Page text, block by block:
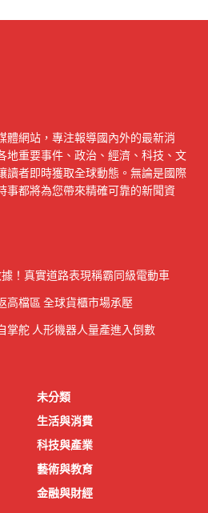
體網站，專注報導國內外的最新消
地重要事件、政治、經濟、科技、文
讀者即時獲取全球動態。無論是國際
事都將為您帶來精確可靠的新聞資
！真實道路表現稱霸同級電動車
高檔區 全球貨櫃市場承壓
掌舵 人形機器人量產進入倒數
未分類
生活與消費
科技與產業
藝術與教育
金融與財經